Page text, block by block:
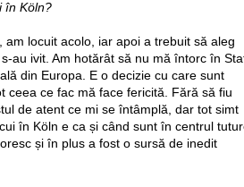
în Köln?
am locuit acolo, iar apoi a trebuit să aleg
au ivit. Am hotărât să nu mă întorc în
din Europa. E o decizie cu care sunt
ceea ce fac mă face fericită. Fără să fiu
de atent ce mi se întâmplă, dar tot simt
în Köln e ca și când sunt în centrul
și în plus a fost o sursă de inedit